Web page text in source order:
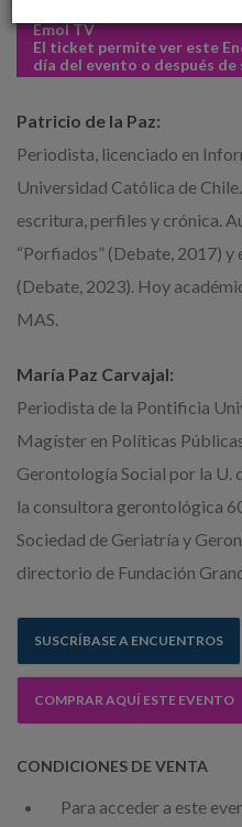
Emol TV
El ticket permite ver este
día del evento o después
Patricio de la Paz:
Periodista, licenciado en
Universidad Católica de
escritura, perfiles y crónica.
“Porfiados” (Debate, 2017) y
(Debate, 2023). Hoy
MAS.
María Paz Carvajal:
Periodista de la Pontificia
Magíster en Políticas
Gerontología Social por la U.
la consultora gerontológica
Sociedad de Geriatría y
directorio de Fundación
SUSCRÍBASE A ENCUENTROS
COMPRAR AQUÍ ESTE EVENTO
CONDICIONES DE VENTA
Para acceder a este